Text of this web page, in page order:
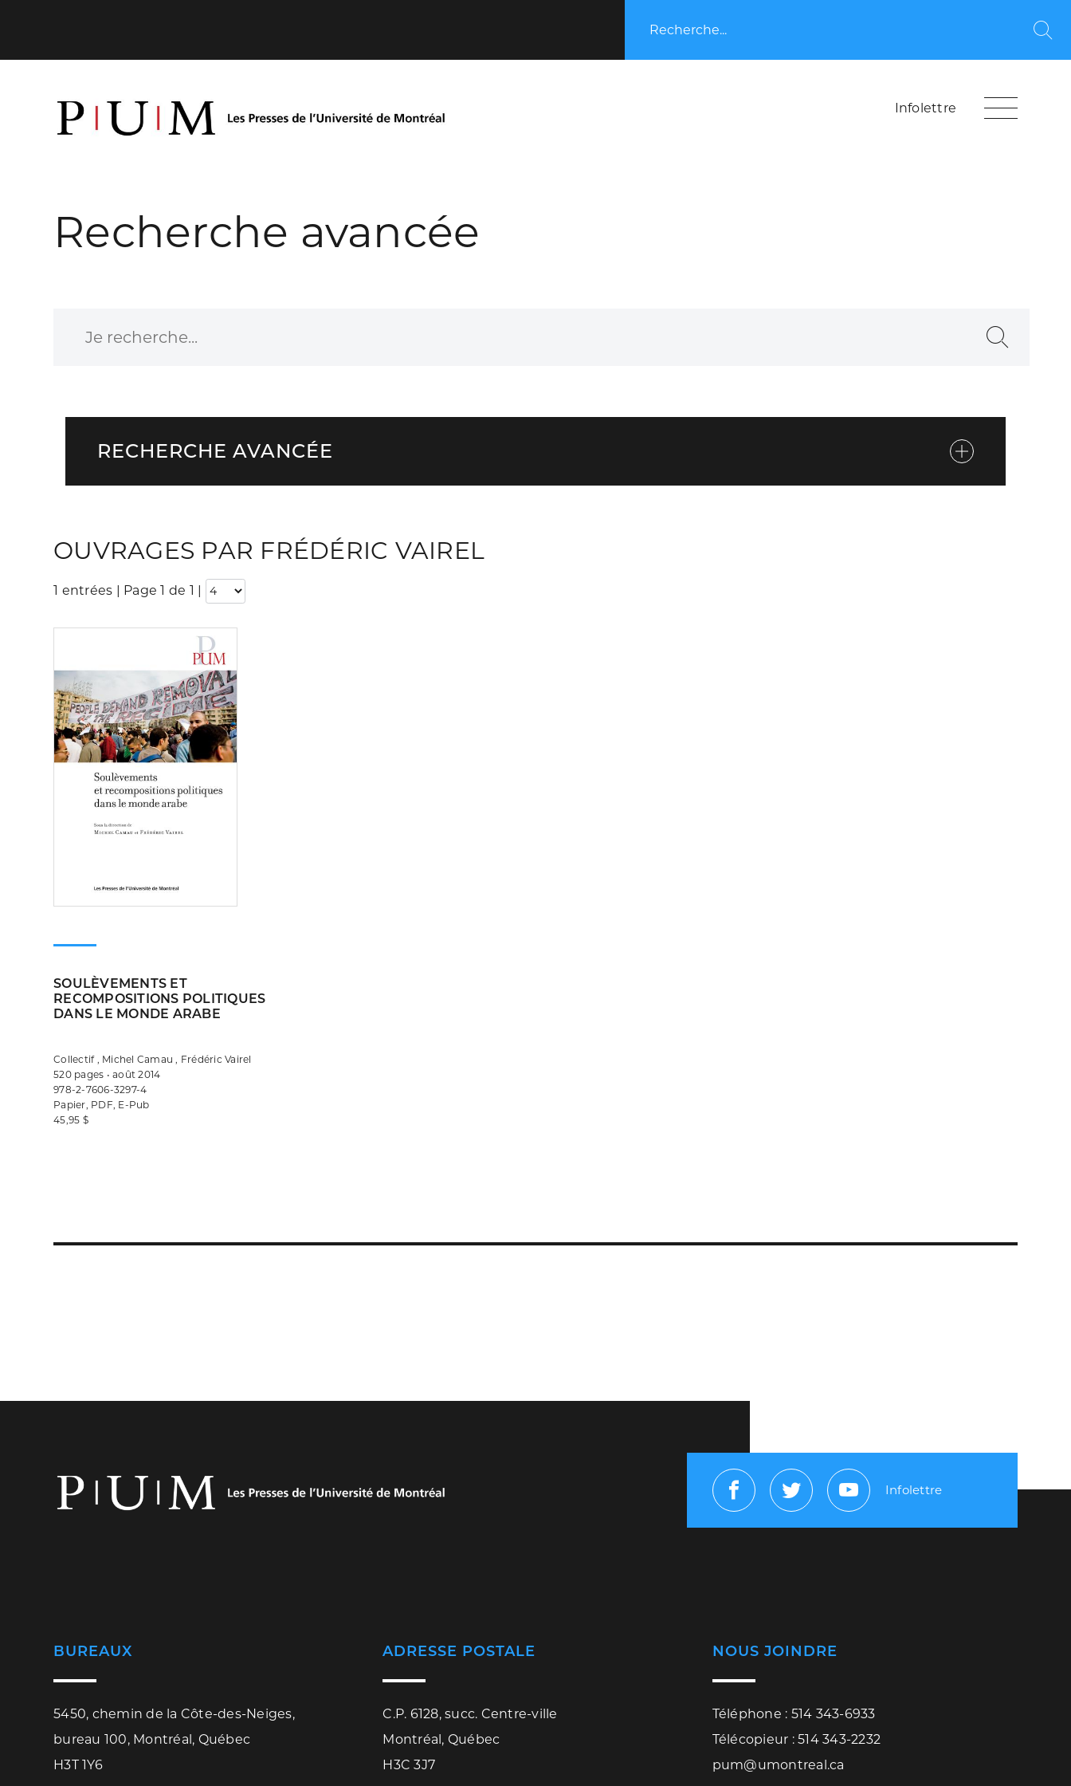
Recherche...
Infolettre
Recherche avancée
Recherche
RECHERCHE AVANCÉE
OUVRAGES PAR FRÉDÉRIC VAIREL
1 entrées | Page 1 de 1 |
SOULÈVEMENTS ET
RECOMPOSITIONS POLITIQUES
DANS LE MONDE ARABE
Collectif , Michel Camau , Frédéric Vairel
520 pages • août 2014
978-2-7606-3297-4
Papier, PDF, E-Pub
45,95 $
FacebookTwitterYoutube
Infolettre
BUREAUX
5450, chemin de la Côte-des-Neiges,
bureau 100, Montréal, Québec
H3T 1Y6
ADRESSE POSTALE
C.P. 6128, succ. Centre-ville
Montréal, Québec
H3C 3J7
NOUS JOINDRE
Téléphone : 514 343-6933
Télécopieur : 514 343-2232
pum@umontreal.ca